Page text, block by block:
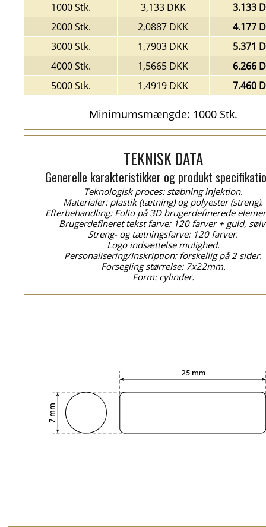
1000 Stk. 3,133 DKK
3.133
2000 Stk.
2,0887 DKK
4.177
3000 Stk.
1,7903 DKK
5.371
4000 Stk.
1,5665 DKK
6.266
5000 Stk.
1,4919 DKK 7.460
Minimumsmængde: 1000 Stk.
TEKNISK DATA
Generelle karakteristikker og produkt
Teknologisk proces: støbning injektion.
Materialer: plastik (tætning) og polyester (streng).
Efterbehandling: Folio på 3D brugerdefinerede
Brugerdefineret tekst farve: 120 farver + guld,
Streng- og tætningsfarve: 120 farver.
Logo indsættelse mulighed.
Personalisering/Inskription: forskellig på 2 sider.
Forsegling størrelse: 7x22mm.
Form: cylinder.